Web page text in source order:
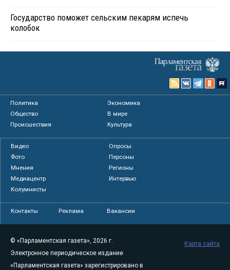
Государство поможет сельским пекарям испечь
колобок
Политика
Экономика
Общество
В мире
Происшествия
Культура
Видео
Опросы
Фото
Персоны
Мнения
Регионы
Медиацентр
Интервью
Колумнисты
Контакты Реклама Вакансии
© «Парламентская газета», 2026 г.
Электронное периодическое издание
«Парламентская газета» зарегистрировано в
Карта сайта